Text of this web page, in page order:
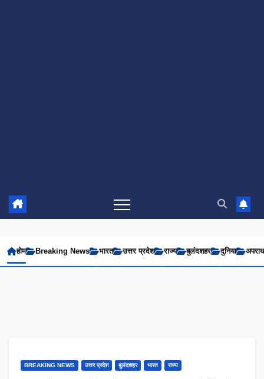
होम Breaking News भारत उत्तर प्रदेश राज्य बुलंदशहर दुनिया अपराध
BREAKING NEWS उत्तर प्रदेश बुलंदशहर भारत राज्य